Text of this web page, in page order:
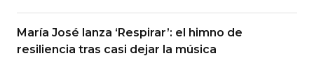
María José lanza ‘Respirar’: el himno de
resiliencia tras casi dejar la música